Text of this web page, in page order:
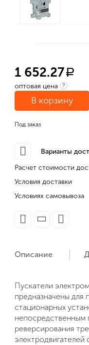
1 652.27 a
оптовая цена ?
В корзину
Под заказ
Варианты
Расчет стоимости
Условия доставки
Условиях самовывоза
Описание
Пускатели
предназначены для
стационарных
непосредственным
реверсирования